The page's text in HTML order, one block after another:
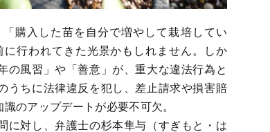
購入した苗を自分で増やして栽培してい
行われてきた光景かもしれません。しか
の風習」や「善意」が、重大な違法行為と
うちに法律違反を犯し、差止請求や損害賠
のアップデートが必要不可欠。
に対し、弁護士の杉本隼与（すぎもと・は